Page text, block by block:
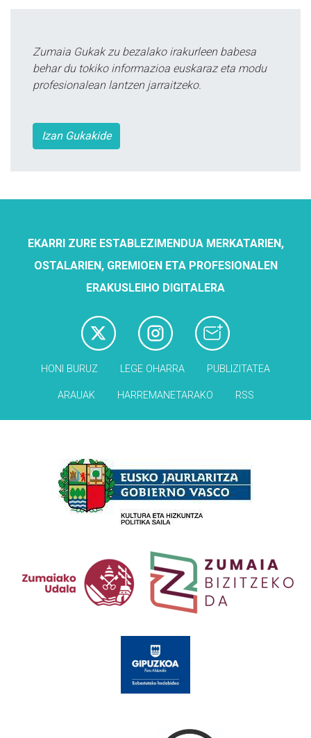
Zumaia Gukak zu bezalako irakurleen babesa
behar du tokiko informazioa euskaraz eta modu
profesionalean lantzen jarraitzeko.
Izan Gukakide
EKARRI ZURE ESTABLEZIMENDUA MERKATARIEN,
OSTALARIEN, GREMIOEN ETA PROFESIONALEN
ERAKUSLEIHO DIGITALERA
HONI BURUZ LEGE OHARRA PUBLIZITATEA
ARAUAK HARREMANETARAKO RSS